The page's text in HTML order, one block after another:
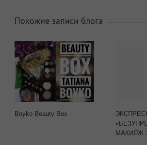
Похожие записи блога
Boyko Beauty Box
МАКИЯЖ